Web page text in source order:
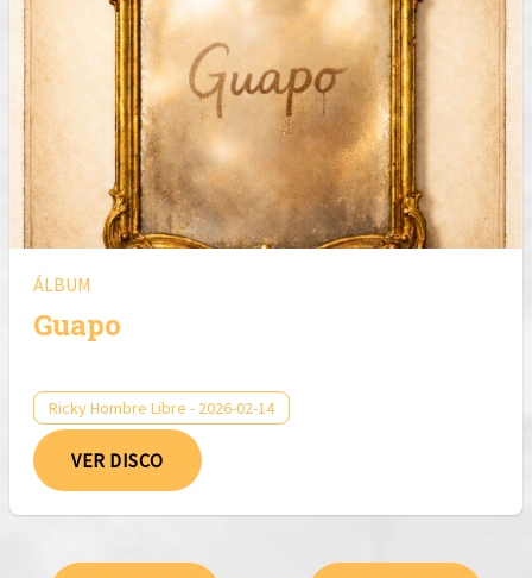
ÁLBUM
Guapo
Ricky Hombre Libre - 2026-02-14
VER DISCO